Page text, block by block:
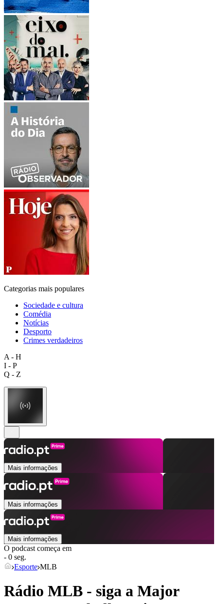
Categorias mais populares
Sociedade e cultura
Comédia
Notícias
Desporto
Crimes verdadeiros
A - H
I - P
Q - Z
Mais informações
Mais informações
Mais informações
O podcast começa em
- 0 seg.
Esporte MLB
Rádio MLB - siga a Major